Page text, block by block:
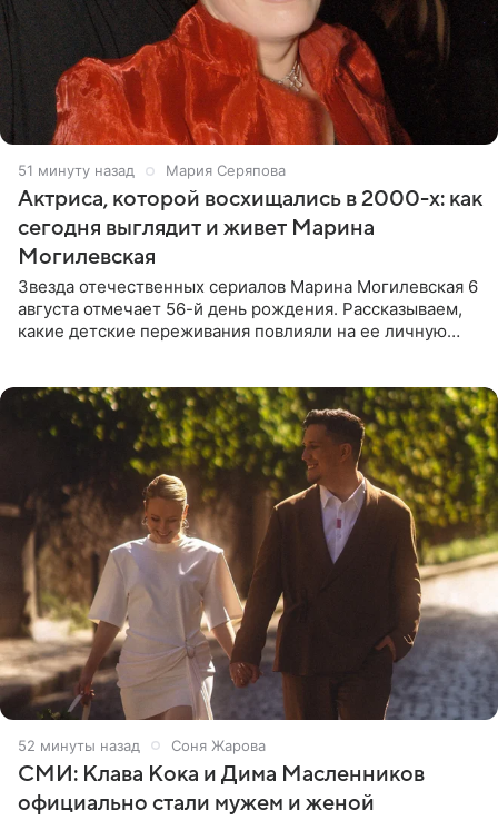
51 минуту назад Мария Серяпова
Актриса, которой восхищались в 2000-х: как
сегодня выглядит и живет Марина
Могилевская
Звезда отечественных сериалов Марина Могилевская 6
августа отмечает 56-й день рождения. Рассказываем,
какие детские переживания повлияли на ее личную
52 минуты назад Соня Жарова
СМИ: Клава Кока и Дима Масленников
официально стали мужем и женой